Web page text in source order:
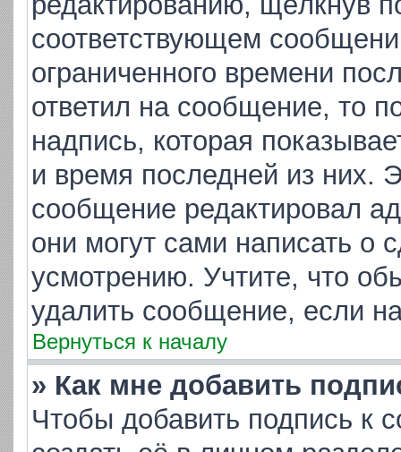
соответствующем
ограниченного времени
ответил на сообщение, то
надпись, которая
и время последней из них.
сообщение редактировал
они могут сами написать о
усмотрению. Учтите, что
удалить сообщение, если
Вернуться к началу
» Как мне добавить
Чтобы добавить подпись к